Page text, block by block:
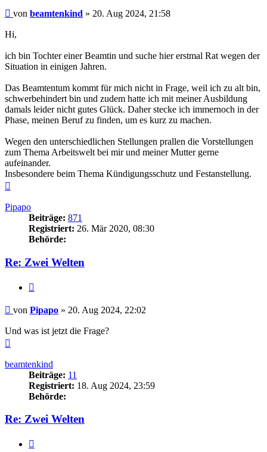
Beitrag
von beamtenkind » 20. Aug 2024, 21:58
Hi,
ich bin Tochter einer Beamtin und suche hier erstmal Rat wegen der
Situation in einigen Jahren.
Das Beamtentum kommt für mich nicht in Frage, weil ich zu alt bin,
schwerbehindert bin und zudem hatte ich mit meiner Ausbildung
damals leider nicht gutes Glück. Daher stecke ich immernoch in der
Phase, meinen Beruf zu finden, um es kurz zu machen.
Wegen den unterschiedlichen Stellungen prallen die Vorstellungen
zum Thema Arbeitswelt bei mir und meiner Mutter gerne
aufeinander.
Insbesondere beim Thema Kündigungsschutz und Festanstellung.
Pipapo
Beiträge: 871
Registriert: 26. Mär 2020, 08:30
Behörde:
Re: Zwei Welten
Beitrag
von Pipapo » 20. Aug 2024, 22:02
Und was ist jetzt die Frage?
beamtenkind
Beiträge: 11
Registriert: 18. Aug 2024, 23:59
Behörde:
Re: Zwei Welten